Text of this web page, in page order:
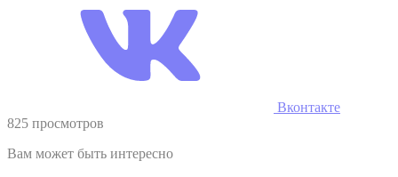
Вконтакте
825 просмотров
Вам может быть интересно